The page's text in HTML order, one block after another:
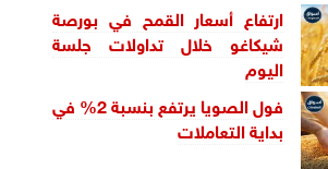
ارتفاع أسعار القمح في بورصة
شيكاغو خلال تداولات جلسة
اليوم
فول الصويا يرتفع بنسبة 2% في
بداية التعاملات